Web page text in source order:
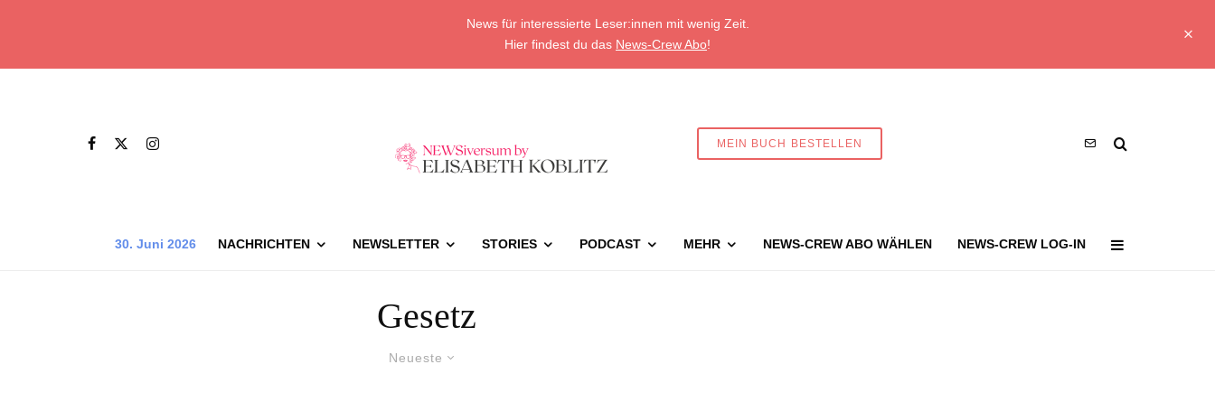
News für interessierte Leser:innen mit wenig Zeit.
Hier findest du das News-Crew Abo!
MEIN BUCH BESTELLEN
30. Juni 2026 NACHRICHTEN NEWSLETTER STORIES PODCAST MEHR NEWS-CREW ABO WÄHLEN NEWS-CREW LOG-IN
Gesetz
Neueste